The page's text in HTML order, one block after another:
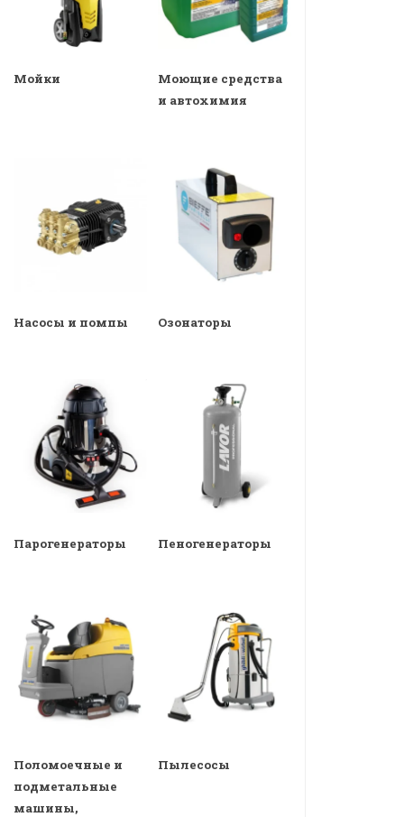
Мойки
Моющие средства
и автохимия
Насосы и помпы Озонаторы
Парогенераторы Пеногенераторы
Поломоечные и
подметальные
машины,
Пылесосы